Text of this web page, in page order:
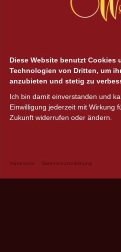
Diese Website benutzt Cookies
Technologien von Dritten, um
anzubieten und stetig zu
Ich bin damit einverstanden und
Einwilligung jederzeit mit Wirkung
Zukunft widerrufen oder ändern.
Impressum Datenschutzerklärung